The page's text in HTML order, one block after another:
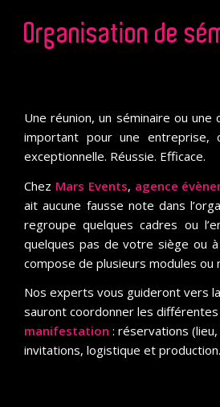
Organisation de
Une réunion, un séminaire ou
important pour une
exceptionnelle. Réussie. Efficace.
Chez Mars Events, agence
ait aucune fausse note dans
regroupe quelques cadres ou
quelques pas de votre siège ou
compose de plusieurs modules ou
Nos experts vous guideront vers
sauront coordonner les
manifestation : réservations
invitations, logistique et